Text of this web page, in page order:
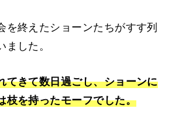
を終えたショーンたちがすす列
ました。
てきて数日過ごし、ショーンに
枝を持ったモーフでした。